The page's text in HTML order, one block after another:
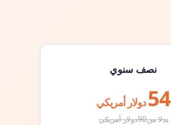
نصف سنوي
54 دولار أمريكي
بدلا من90دولار أمريكي